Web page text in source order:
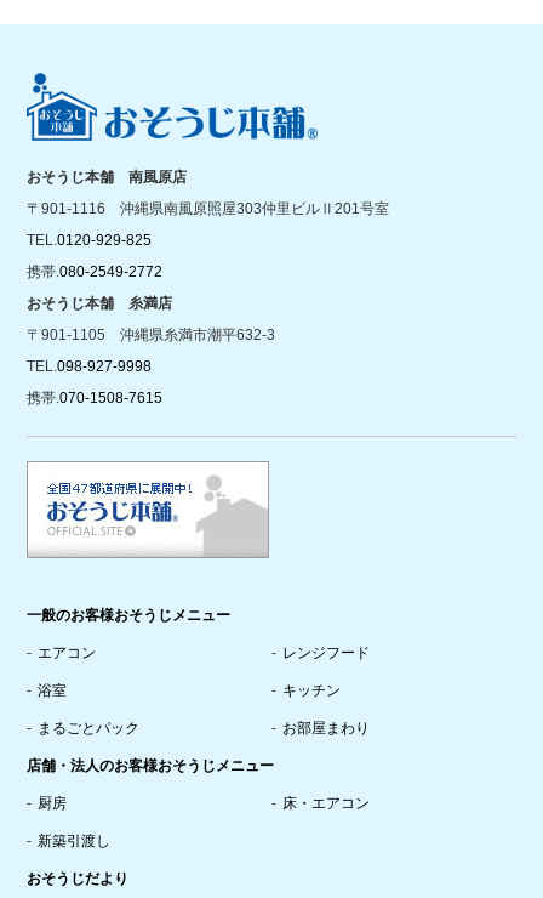
おそうじ本舗 南風原店
〒901-1116 沖縄県南風原照屋303仲里ビルⅡ201号室
TEL.0120-929-825
携帯.080-2549-2772
おそうじ本舗 糸満店
〒901-1105 沖縄県糸満市潮平632-3
TEL.098-927-9998
携帯.070-1508-7615
一般のお客様おそうじメニュー
エアコン レンジフード
浴室 キッチン
まるごとパック お部屋まわり
店舗・法人のお客様おそうじメニュー
厨房 床・エアコン
新築引渡し
おそうじだより